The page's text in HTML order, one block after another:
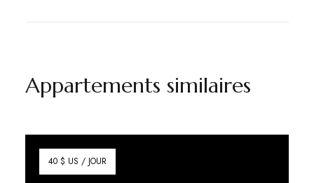
Appartements similaires
40 $ US / JOUR